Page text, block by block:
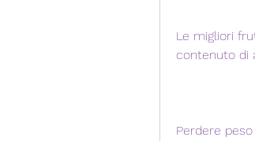
Le migliori
contenuto di
Perdere